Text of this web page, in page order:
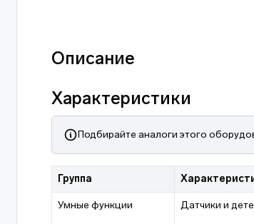
Описание
Характеристики
Подбирайте аналоги этого
Группа
Умные функции Датчики и